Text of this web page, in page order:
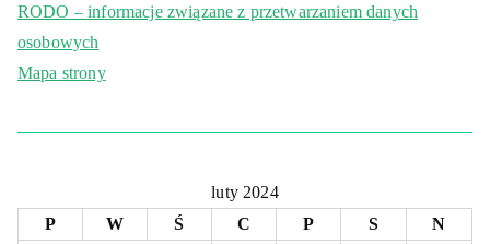
RODO – informacje związane z przetwarzaniem danych
osobowych
Mapa strony
luty 2024
P
W Ś C P S
N